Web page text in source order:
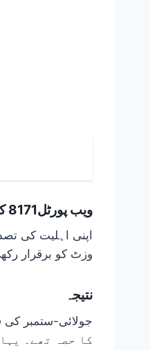
ویب پورٹل8171 کا چیک، اکتوبر 2025
وزٹ کو برقرار
نتیجہ
کا حصہ تھے۔